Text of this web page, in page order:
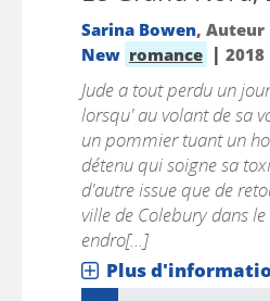
Sarina Bowen, Auteur
New romance | 2018
Jude a tout perdu un
lorsqu' au volant de sa
un pommier tuant un
détenu qui soigne sa
d'autre issue que de
ville de Colebury dans
endro[...]
Plus